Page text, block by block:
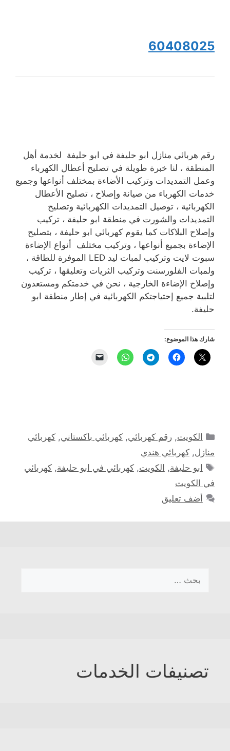
60408025
رقم هربائي منازل ابو حليفة في ابو حليفة لخدمة أهل
المنطقة ، لنا خبرة طويلة في تصليح أعطال الكهرباء
وعمل التمديدات وتركيب الأضاءة بمختلف أنواعها وجميع
خدمات الكهرباء من صيانة وإصلاح ، تصليح الأعطال
الكهربائية ، توصيل التمديدات الكهربائية وتصليح
التمديدات والشورت في منطقة ابو حليفة ، تركيب
وإصلاح البلاكات كما يقوم كهربائي ابو حليفة ، بتصليح
الإضاءة بجميع أنواعها ، وتركيب مختلف أنواع الإضاءة
سبوت لايت وتركيب لمبات ليد LED الموفرة للطاقة ،
ولمبات الفلورسنت وتركيب الثريات وتعليقها ، تركيب
وإصلاح الإضاءة الخارجية ، نحن في خدمتكم ومستعدون
لتلبية جميع إحتياجتكم الكهربائية في إطار منطقة ابو
حليفة.
شارك هذا الموضوع:
التصنيفات
الكويت,رقم كهربائي,كهربائي باكستاني,كهربائي
منازل, كهربائي هندي
الوسوم
ابو حليفة, الكويت,كهربائي في ابو حليفة,كهربائي
في الكويت
أضف تعليق
عن:
تصنيفات الخدمات